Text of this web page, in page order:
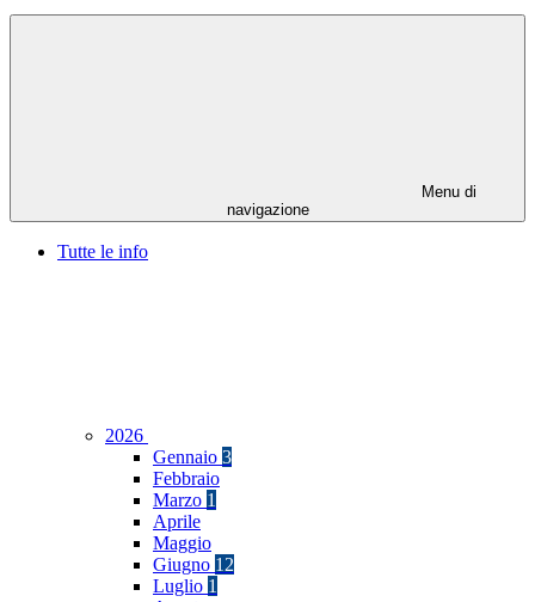
Menu di
navigazione
Tutte le info
2026
Gennaio 3
Febbraio
Marzo 1
Aprile
Maggio
Giugno 12
Luglio 1